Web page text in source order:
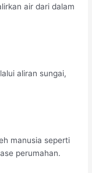
air dari dalam
aliran sungai,
manusia seperti
perumahan.